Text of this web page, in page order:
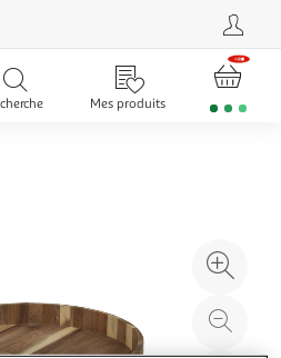
Mes produits